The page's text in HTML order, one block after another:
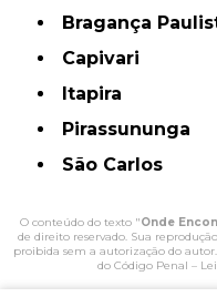
Bragança
Capivari
Itapira
Pirassununga
São Carlos
O conteúdo do texto "Onde
de direito reservado. Sua
proibida sem a autorização do
do Código Penal –